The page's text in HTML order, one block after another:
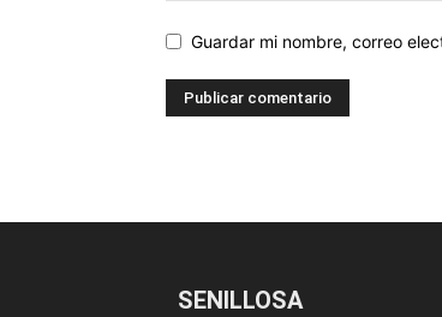
Guardar mi nombre, correo
SENILLOSA